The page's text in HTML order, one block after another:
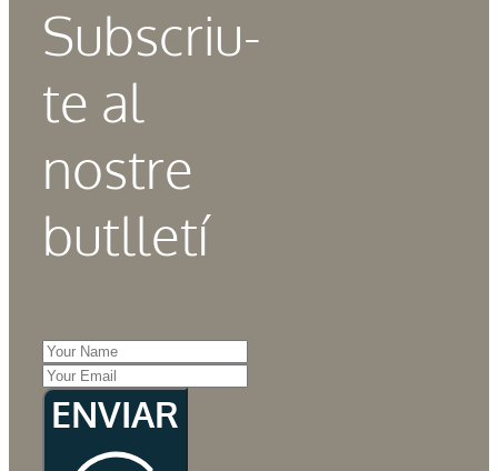
Subscriu-
te al
nostre
butlletí
ENVIAR